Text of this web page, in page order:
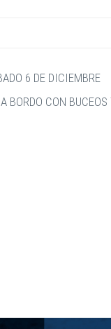
6 DE DICIEMBRE
BORDO CON